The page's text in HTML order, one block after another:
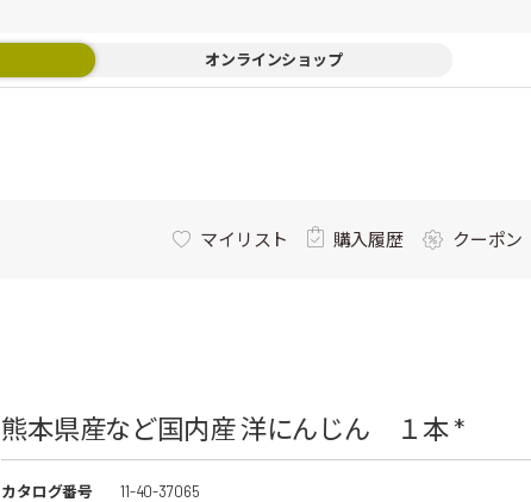
オンラインショップ
マイリスト 購入履歴 クーポン
熊本県産など国内産 洋にんじん １本 *
カタログ番号
11-40-37065